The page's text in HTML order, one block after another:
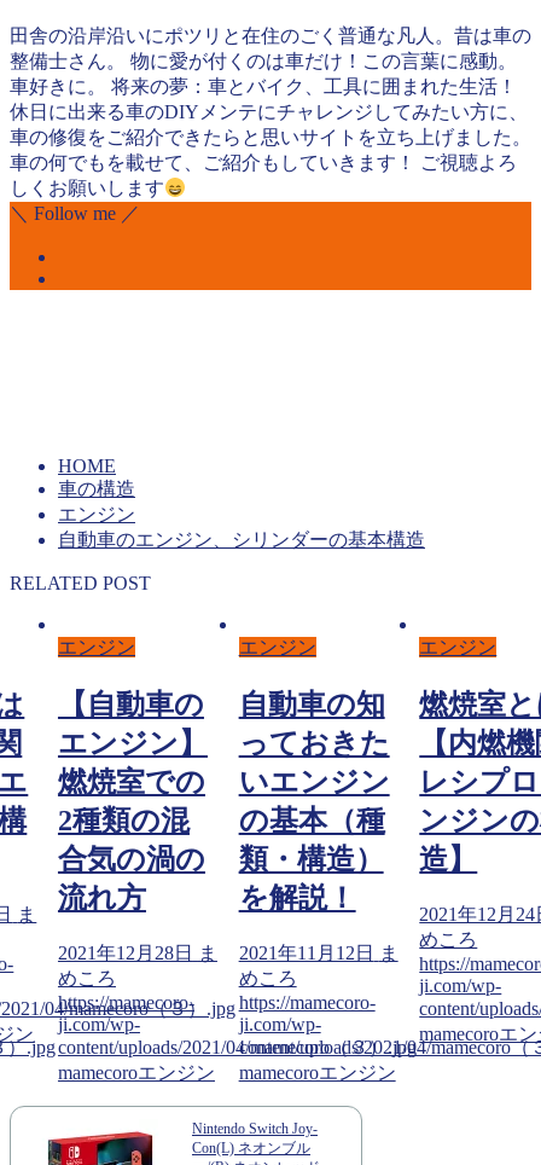
田舎の沿岸沿いにポツリと在住のごく普通な凡人。昔は車の
整備士さん。 物に愛が付くのは車だけ！この言葉に感動。
車好きに。 将来の夢：車とバイク、工具に囲まれた生活！
休日に出来る車のDIYメンテにチャレンジしてみたい方に、
車の修復をご紹介できたらと思いサイトを立ち上げました。
車の何でもを載せて、ご紹介もしていきます！ ご視聴よろ
しくお願いします
＼ Follow me ／
HOME
車の構造
エンジン
自動車のエンジン、シリンダーの基本構造
RELATED POST
）.jpg
04/mamecoro（３）.jpg
エンジン
自動車の知
っておきた
いエンジン
の基本（種
類・構造）
を解説！
2021年11月12日
ま
めころ
https://mamecoro-
ji.com/wp-
content/uploads/2021/04/mamecoro（３）.jpg
mamecoroエンジン
エンジン
燃焼室とは
【内燃機関
レシプロエ
ンジンの構
造】
2021年12月24日
めころ
https://mamecoro-
ji.com/wp-
content/uploads/2021/04/mamecoro（
mamecoroエンジン
エンジン
【自動
エンジ
燃焼室
2種類の
合気の
流れ方
2021年12月28
めころ
https://
ji.com/wp-
content/
Nintendo Switch Joy-
Con(L) ネオンブル